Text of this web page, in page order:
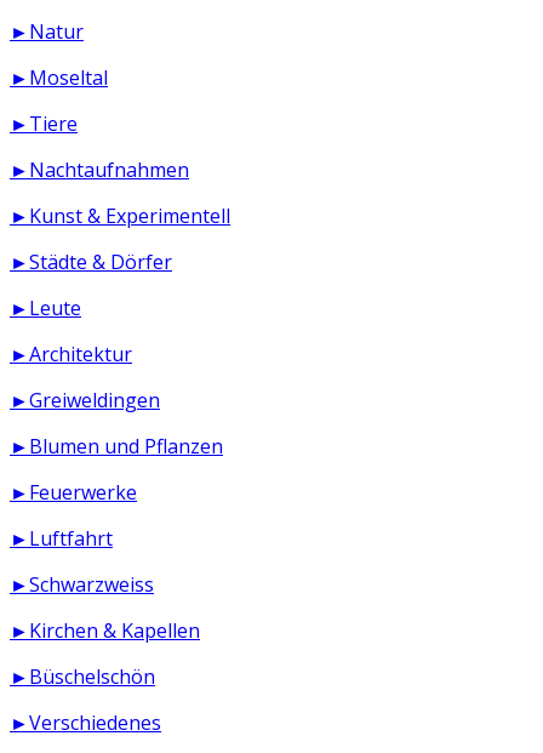
►Natur
►Moseltal
►Tiere
►Nachtaufnahmen
►Kunst & Experimentell
►Städte & Dörfer
►Leute
►Architektur
►Greiweldingen
►Blumen und Pflanzen
►Feuerwerke
►Luftfahrt
►Schwarzweiss
►Kirchen & Kapellen
►Büschelschön
►Verschiedenes